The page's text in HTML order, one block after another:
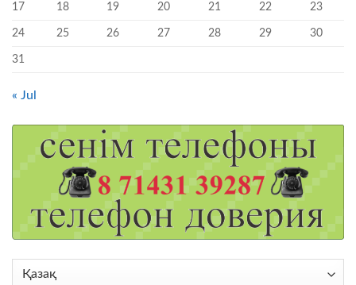
17 18 19 20 21 22 23
24 25 26 27 28 29 30
31
« Jul
Choose